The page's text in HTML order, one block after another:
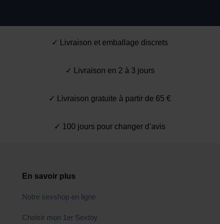
✓ Livraison et emballage discrets
✓ Livraison en 2 à 3 jours
✓ Livraison gratuite à partir de 65 €
✓ 100 jours pour changer d’avis
En savoir plus
Notre sexshop en ligne
Choisir mon 1er Sextoy